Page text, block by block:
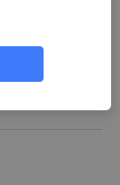
里记录一下用 n